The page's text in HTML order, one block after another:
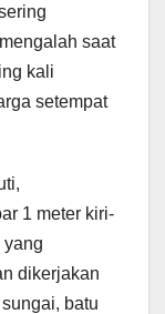
saat
kali
setempat
1 meter kiri-
yang
dikerjakan
batu